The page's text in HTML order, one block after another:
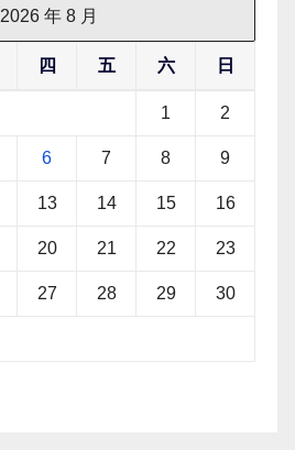
2026 年 8 月
四 五 六 日
1 2
6 7 8 9
13 14 15 16
20 21 22 23
27 28 29 30